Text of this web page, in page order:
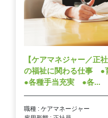
【ケアマネジャー／正
の福祉に関わる仕事 ●
●各種手当充実 ●各...
職種 : ケアマネージャー